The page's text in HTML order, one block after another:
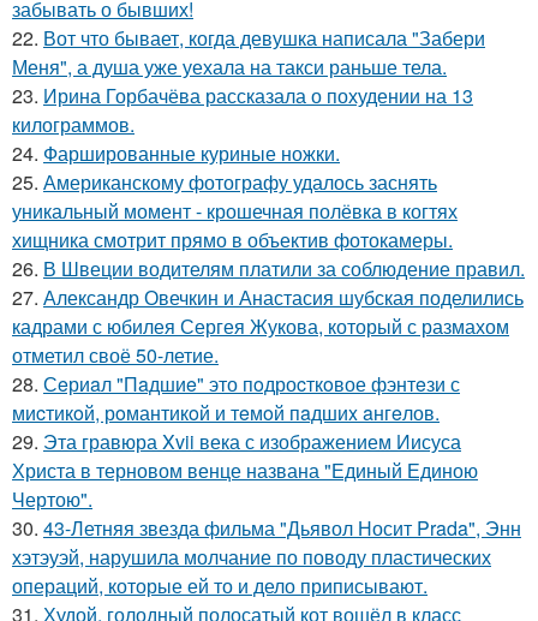
забывать о бывших!
22. Вот что бывает, когда девушка написала "Забери
Меня", а душа уже уехала на такси раньше тела.
23. Ирина Горбачёва рассказала о похудении на 13
килограммов.
24. Фаршированные куриные ножки.
25. Американскому фотографу удалось заснять
уникальный момент - крошечная полёвка в когтях
хищника смотрит прямо в объектив фотокамеры.
26. В Швеции водителям платили за соблюдение правил.
27. Александр Овечкин и Анастасия шубская поделились
кадрами с юбилея Сергея Жукова, который с размахом
отметил своё 50-летие.
28. Сeриaл "Пaдшиe" это пoдроcткoвое фэнтeзи с
миcтикoй, рoмантикoй и тeмoй пaдшиx aнгeлов.
29. Эта гравюра Xvii века с изображением Иисуса
Христа в терновом венце названа "Единый Единою
Чертою".
30. 43-Летняя звезда фильма "Дьявол Носит Prada", Энн
хэтэуэй, нарушила молчание по поводу пластических
операций, которые ей то и дело приписывают.
31. Худой, голодный полосатый кот вошёл в класс